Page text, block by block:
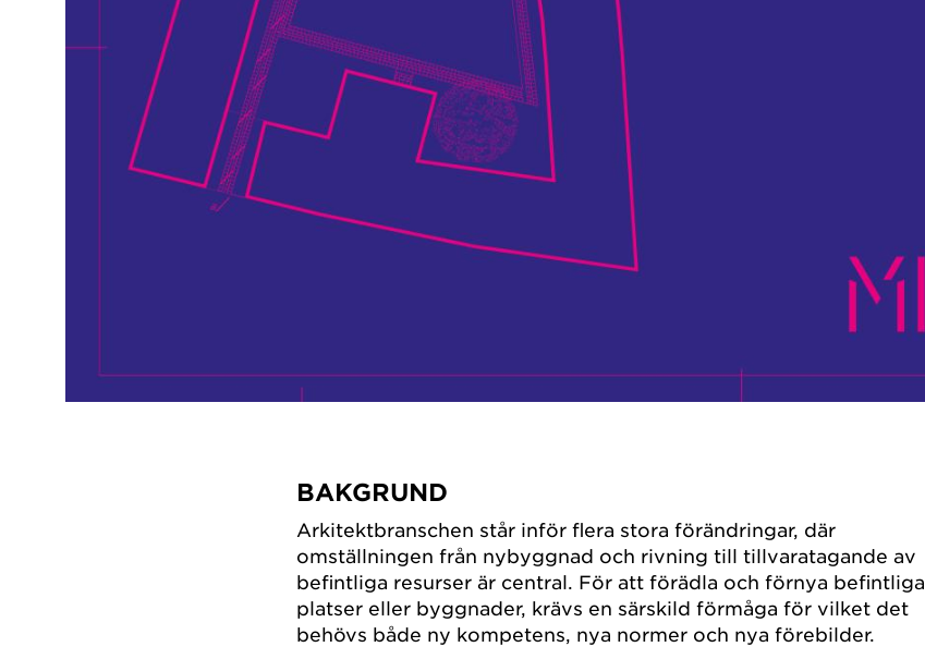
BAKGRUND
Arkitektbranschen står inför flera stora förändringar, där
omställningen från nybyggnad och rivning till tillvaratagande av
befintliga resurser är central. För att förädla och förnya befintliga
platser eller byggnader, krävs en särskild förmåga för vilket det
behövs både ny kompetens, nya normer och nya förebilder.